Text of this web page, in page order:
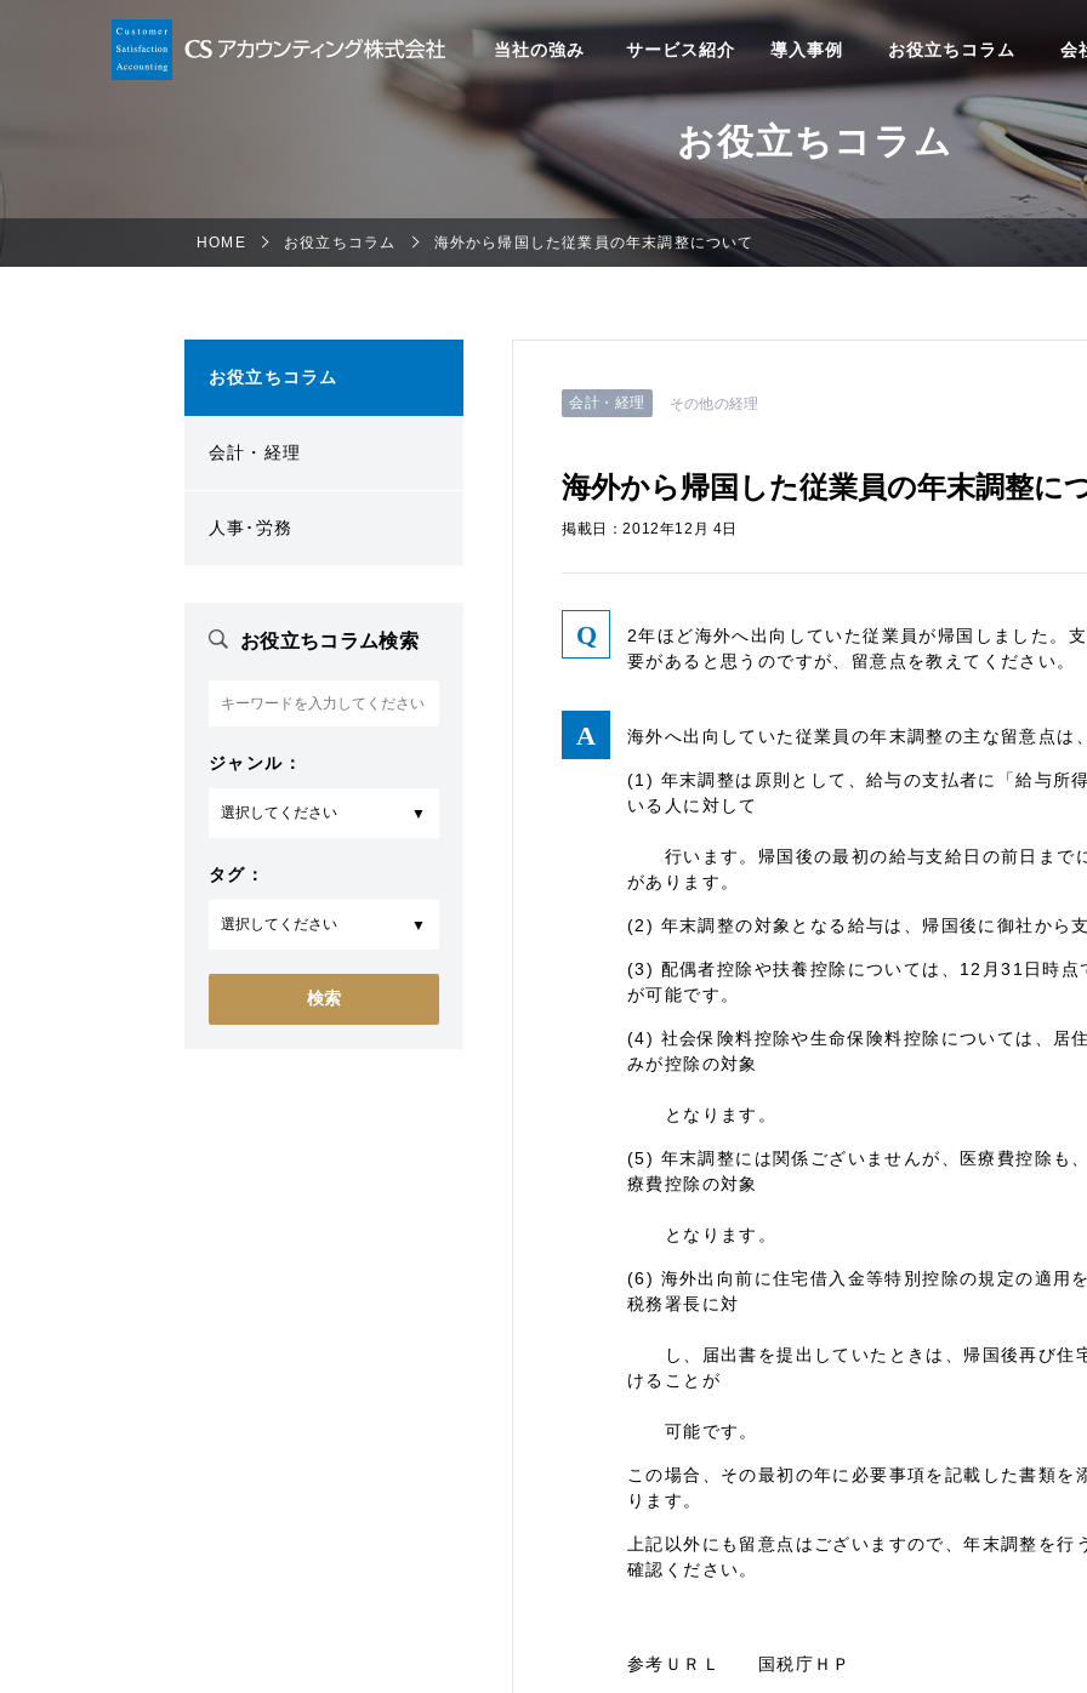
当社の強み サービス紹介 導入事例 お役立ちコラム 会
お役立ちコラム
HOME お役立ちコラム 海外から帰国した従業員の年末調整について
お役立ちコラム
会計・経理
人事･労務
お役立ちコラム検索
ジャンル：
タグ：
会計・経理 その他の経理
海外から帰国した従業員の年末調整に
掲載日：2012年12月 4日
2年ほど海外へ出向していた従業員が帰国しました。
要があると思うのですが、留意点を教えてください。
海外へ出向していた従業員の年末調整の主な留意点は
(1) 年末調整は原則として、給与の支払者に「給与所
いる人に対して
行います。帰国後の最初の給与支給日の前日まで
があります。
(2) 年末調整の対象となる給与は、帰国後に御社から
(3) 配偶者控除や扶養控除については、12月31日時点
が可能です。
(4) 社会保険料控除や生命保険料控除については、居
みが控除の対象
となります。
(5) 年末調整には関係ございませんが、医療費控除も
療費控除の対象
となります。
(6) 海外出向前に住宅借入金等特別控除の規定の適用
税務署長に対
し、届出書を提出していたときは、帰国後再び住
けることが
可能です。
この場合、その最初の年に必要事項を記載した書類を
ります。
上記以外にも留意点はございますので、年末調整を行
確認ください。
参考ＵＲＬ 国税庁ＨＰ